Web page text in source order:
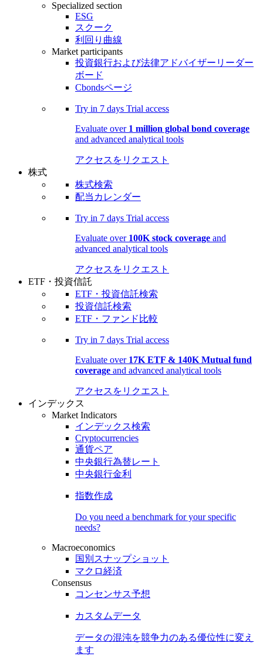
Specialized section
ESG
スクーク
利回り曲線
Market participants
投資銀行および法律アドバイザーリーダー
ボード
Cbondsページ
Try in 7 days Trial access
Evaluate over 1 million global bond coverage
and advanced analytical tools
アクセスをリクエスト
株式
株式検索
配当カレンダー
Try in 7 days Trial access
Evaluate over 100K stock coverage and
advanced analytical tools
アクセスをリクエスト
ETF・投資信託
ETF・投資信託検索
投資信託検索
ETF・ファンド比較
Try in 7 days Trial access
Evaluate over 17K ETF & 140K Mutual fund
coverage and advanced analytical tools
アクセスをリクエスト
インデックス
Market Indicators
インデックス検索
Cryptocurrencies
通貨ペア
中央銀行為替レート
中央銀行金利
指数作成
Do you need a benchmark for your specific
needs?
Macroeconomics
国別スナップショット
マクロ経済
Consensus
コンセンサス予想
カスタムデータ
データの混沌を競争力のある優位性に変え
ます